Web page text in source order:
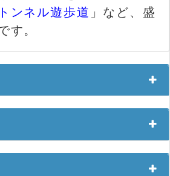
ンネル遊歩道 」など、盛
す。